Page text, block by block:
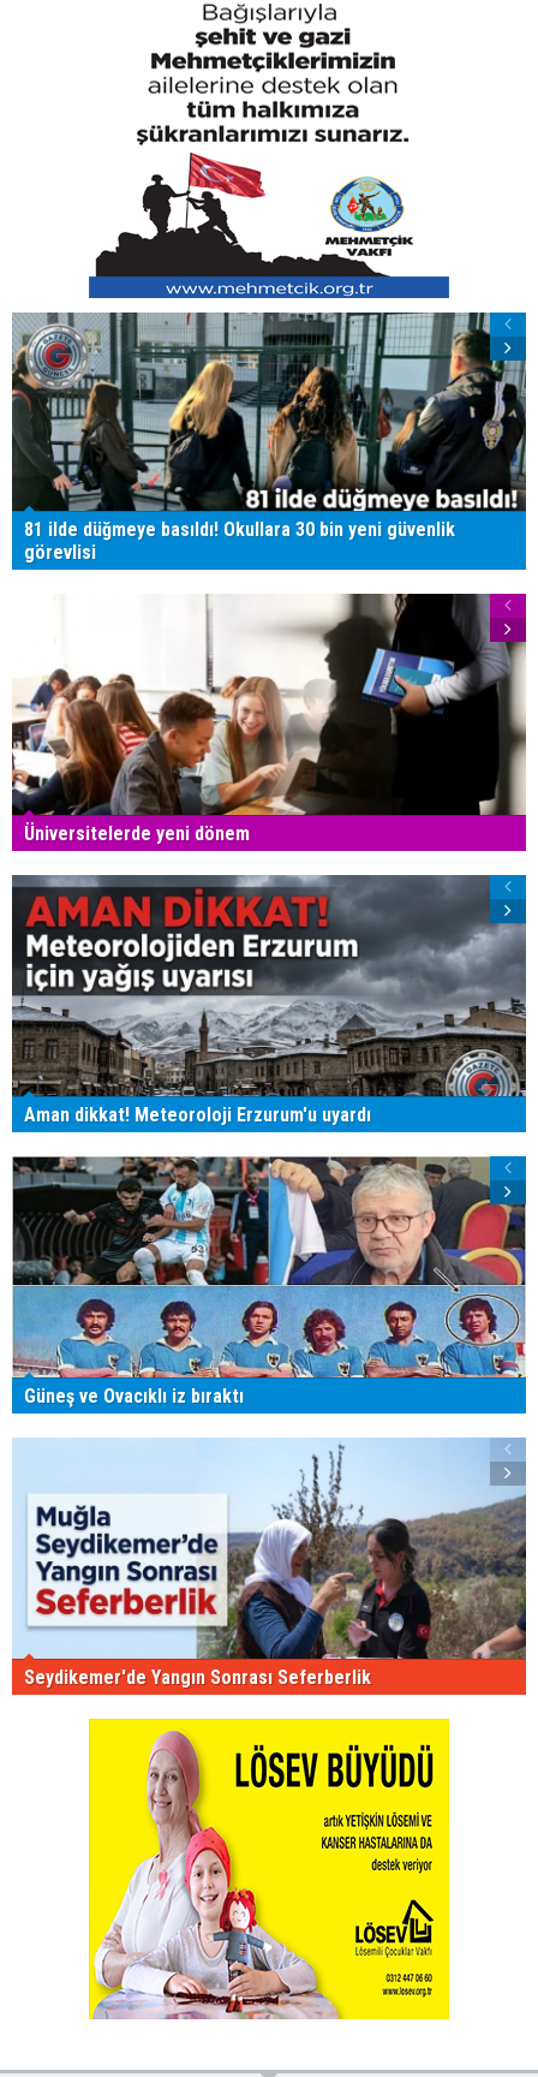
81 ilde düğmeye basıldı! Okullara 30 bin yeni güvenlik
görevlisi
Üniversitelerde yeni dönem
Aman dikkat! Meteoroloji Erzurum'u uyardı
Güneş ve Ovacıklı iz bıraktı
Seydikemer'de Yangın Sonrası Seferberlik